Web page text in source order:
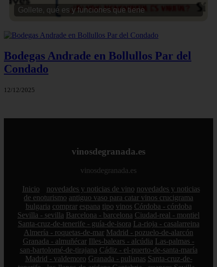
Gollete, qué es y funciones que tiene
Bodegas Andrade en Bollullos Par del
Condado
12/12/2025
vinosdegranada.es
vinosdegranada.es
Inicio novedades y noticias de vino novedades y noticias
de enoturismo antiguo vaso para catar vinos crucigrama
bulgaria comprar espana tipo vinos Córdoba - córdoba
Sevilla - sevilla Barcelona - barcelona Ciudad-real - montiel
Santa-cruz-de-tenerife - guía-de-isora La-rioja - casalarreina
Almería - roquetas-de-mar Madrid - pozuelo-de-alarcón
Granada - almuñécar Illes-balears - alcúdia Las-palmas -
san-bartolomé-de-tirajana Cádiz - el-puerto-de-santa-maría
Madrid - valdemoro Granada - pulianas Santa-cruz-de-